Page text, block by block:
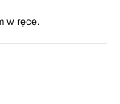
w ręce.